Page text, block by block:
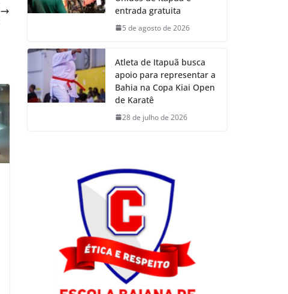
entrada gratuita
5 de agosto de 2026
Atleta de Itapuã busca
apoio para representar a
Bahia na Copa Kiai Open
de Karatê
28 de julho de 2026